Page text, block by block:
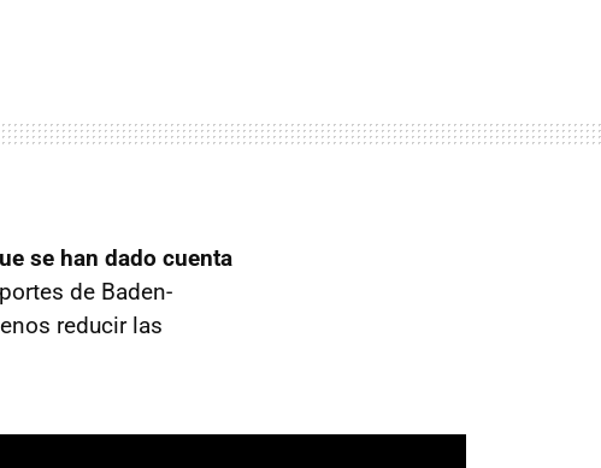
se han dado cuenta
de Baden-
reducir las